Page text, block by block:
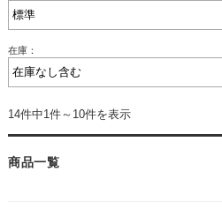
在庫：
14件中1件～10件を表示
商品一覧